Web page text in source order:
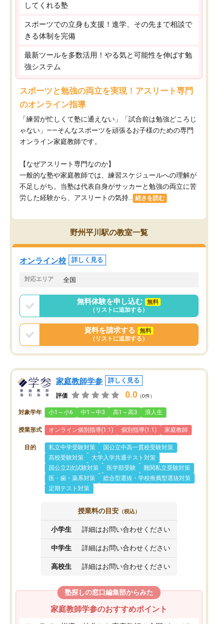
してくれる塾
スポーツでの立身も支援！進学、その先まで相談で
きる体制を完備
最新ツールを多数活用！やる気と可能性を伸ばす勉
強システム
スポーツと勉強の両立を実現！アスリート専門
のオンライン指導
「練習が忙しくて塾に通えない」「試合前は勉強どころじ
ゃない」——そんなスポーツを頑張るお子様のための専門
オンライン家庭教師です。
【なぜアスリート専門なのか】
一般的な塾や家庭教師では、練習スケジュールへの理解が
不足しがち。当塾は代表自身がサッカーと勉強の両立に苦
労した経験から、アスリートの気持...
続きを読む
野州平川駅の教室一覧
オンライン校 詳しく見る
対応エリア 全国
無料体験を申し込む
無料
（リストに追加する）
資料を請求する
無料
（リストに追加する）
家庭教師学参 詳しく見る
評価 0.0 （0件）
対象学年 小1～小6 中1～中3 高1～高3 浪人生
授業形式 オンライン個別指導(1:1) 個別指導(1:1) 家庭教師
目的 私立中学受験対策
国公立中高一貫校受験対策
高校受験対策
大学入学共通テスト対策
国公立2次試験対策
医学部受験
難関私立受験対策
医・歯・薬系対策
総合型選抜・学校推薦型選抜対策
定期テスト対策
授業料の目安 （税込）
小学生 詳細はお問い合わせください
中学生 詳細はお問い合わせください
高校生 詳細はお問い合わせください
塾探しの窓口編集部からみた
家庭教師学参のおすすめポイント